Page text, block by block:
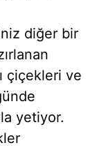
diğer bir
çiçekleri ve
yetiyor.